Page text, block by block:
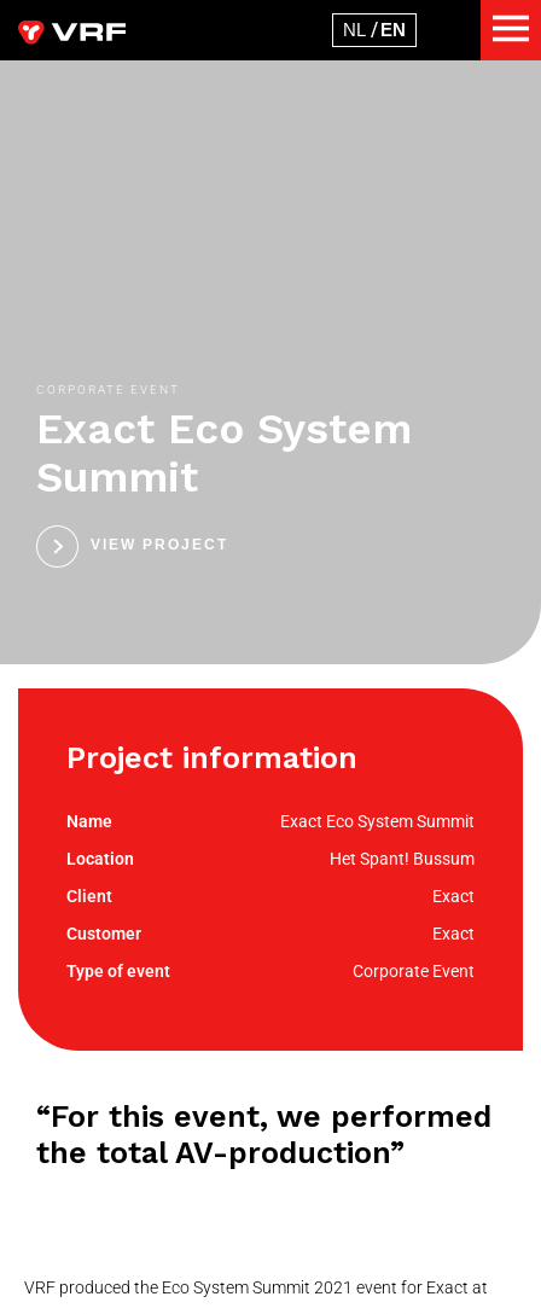
CORPORATE EVENT
Exact Eco System
Summit
VIEW PROJECT
Project information
Exact Eco System Summit
Het Spant! Bussum
Exact
Exact
Corporate Event
“For this event, we performed
the total AV-production”
VRF produced the Eco System Summit 2021 event for Exact at